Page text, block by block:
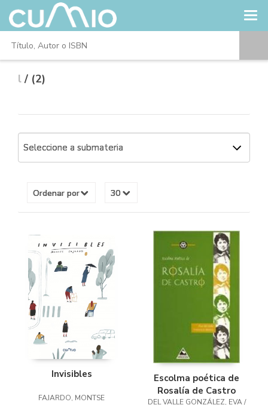
l/ (2)
Invisibles
FAJARDO, MONTSE
Escolma poética de
Rosalía de Castro
DEL VALLE GONZÁLEZ, EVA /